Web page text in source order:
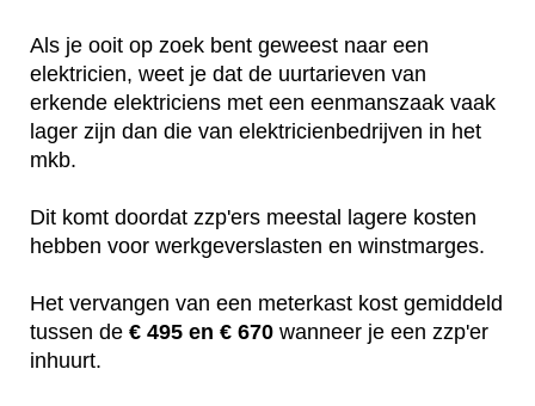
Als je ooit op zoek bent geweest naar een
elektricien, weet je dat de uurtarieven van
erkende elektriciens met een eenmanszaak vaak
lager zijn dan die van elektricienbedrijven in het
mkb.
Dit komt doordat zzp'ers meestal lagere kosten
hebben voor werkgeverslasten en winstmarges.
Het vervangen van een meterkast kost gemiddeld
tussen de € 495 en € 670 wanneer je een zzp'er
inhuurt.